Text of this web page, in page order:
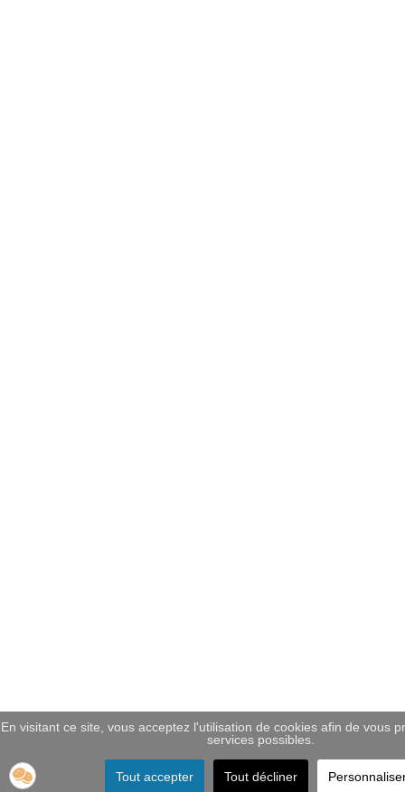
En visitant ce site, vous acceptez l'utilisation de cookies afin de vous
services possibles.
Tout accepter Tout décliner